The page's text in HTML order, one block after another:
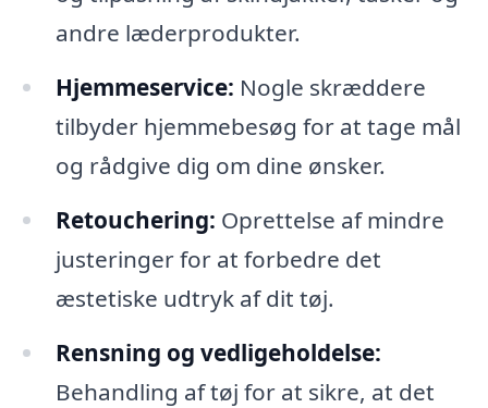
andre læderprodukter.
Hjemmeservice: Nogle skræddere
tilbyder hjemmebesøg for at tage mål
og rådgive dig om dine ønsker.
Retouchering: Oprettelse af mindre
justeringer for at forbedre det
æstetiske udtryk af dit tøj.
Rensning og vedligeholdelse:
Behandling af tøj for at sikre, at det